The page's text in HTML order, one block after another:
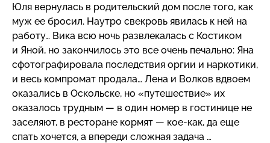
Юля вернулась в родительский дом после того, как
муж ее бросил. Наутро свекровь явилась к ней на
работу… Вика всю ночь развлекалась с Костиком
и Яной, но закончилось это все очень печально: Яна
сфотографировала последствия оргии и наркотики,
и весь компромат продала… Лена и Волков вдвоем
оказались в Оскольске, но «путешествие» их
оказалось трудным — в один номер в гостинице не
заселяют, в ресторане кормят — кое-как, да еще
спать хочется, а впереди сложная задача …